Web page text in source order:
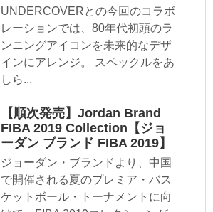
UNDERCOVERとの今回のコラボ
レーションでは、80年代初頭のラ
ンニングアイコンを未来的なデザ
インにアレンジ。 スペックルをあ
しら...
【順次発売】Jordan Brand
FIBA 2019 Collection【ジョ
ーダン ブランド FIBA 2019】
ジョーダン・ブランドより、中国
で開催される夏のプレミア・バス
ケットボール・トーナメントに向